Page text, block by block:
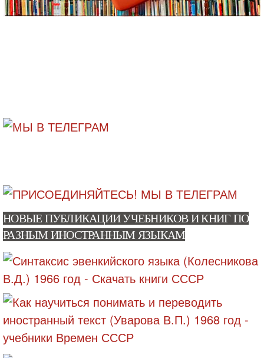
НОВЫЕ ПУБЛИКАЦИИ УЧЕБНИКОВ И КНИГ ПО
РАЗНЫМ ИНОСТРАННЫМ ЯЗЫКАМ